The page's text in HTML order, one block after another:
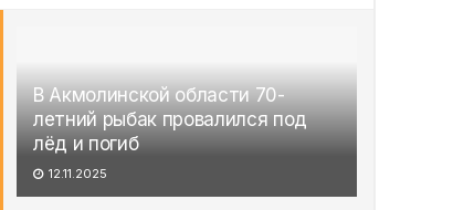
В Акмолинской области 70-
летний рыбак провалился под
лёд и погиб
12.11.2025